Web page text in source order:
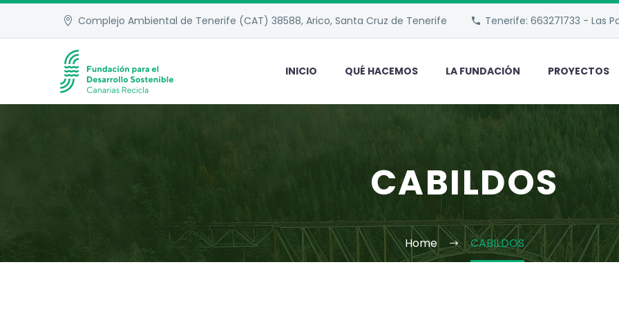
Complejo Ambiental de Tenerife (CAT) 38588, Arico, Santa Cruz de Tenerife Tenerife: 663271733 - Las
INICIO QUÉ HACEMOS LA FUNDACIÓN PROYECTOS
CABILDOS
Home CABILDOS